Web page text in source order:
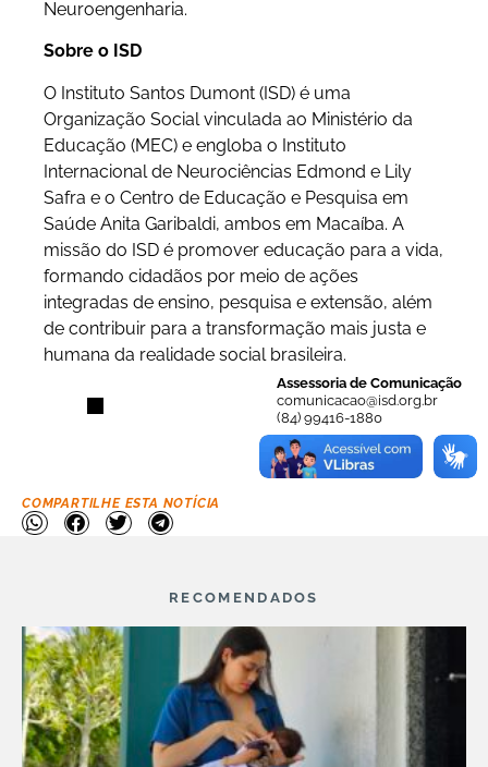
Neuroengenharia.
Sobre o ISD
O Instituto Santos Dumont (ISD) é uma
Organização Social vinculada ao Ministério da
Educação (MEC) e engloba o Instituto
Internacional de Neurociências Edmond e Lily
Safra e o Centro de Educação e Pesquisa em
Saúde Anita Garibaldi, ambos em Macaíba. A
missão do ISD é promover educação para a vida,
formando cidadãos por meio de ações
integradas de ensino, pesquisa e extensão, além
de contribuir para a transformação mais justa e
humana da realidade social brasileira.
Assessoria de Comunicação
comunicacao@isd.org.br
(84) 99416-1880
COMPARTILHE ESTA NOTÍCIA
RECOMENDADOS